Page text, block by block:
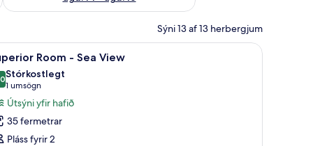
Sýni 13 af 13 herbergjum
rúmföt af bestu gerð, míníbar, öryggishólf í herbergi
Superior Room - Sea View | 1
5 Room - Sea View
af 10
Stórkostlegt
1 umsögn
(1
umsögn)
Útsýni yfir hafið
35 fermetrar
Pláss fyrir 2